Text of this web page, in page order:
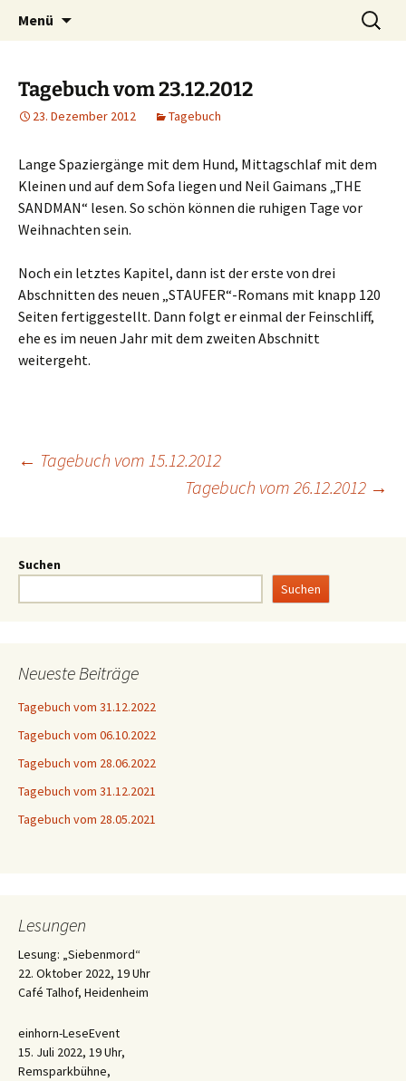
Timo Bader
Willkommen im Reich der Geschichten
Menü
Tagebuch vom 23.12.2012
23. Dezember 2012 Tagebuch
Lange Spaziergänge mit dem Hund, Mittagschlaf mit dem
Kleinen und auf dem Sofa liegen und Neil Gaimans „THE
SANDMAN“ lesen. So schön können die ruhigen Tage vor
Weihnachten sein.
Noch ein letztes Kapitel, dann ist der erste von drei
Abschnitten des neuen „STAUFER“-Romans mit knapp 120
Seiten fertiggestellt. Dann folgt er einmal der Feinschliff,
ehe es im neuen Jahr mit dem zweiten Abschnitt
weitergeht.
← Tagebuch vom 15.12.2012
Tagebuch vom 26.12.2012 →
Suchen
Suchen
Neueste Beiträge
Tagebuch vom 31.12.2022
Tagebuch vom 06.10.2022
Tagebuch vom 28.06.2022
Tagebuch vom 31.12.2021
Tagebuch vom 28.05.2021
Lesungen
Lesung: „Siebenmord“
22. Oktober 2022, 19 Uhr
Café Talhof, Heidenheim
einhorn-LeseEvent
15. Juli 2022, 19 Uhr,
Remsparkbühne,